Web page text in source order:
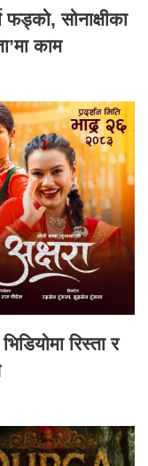
सोनाक्षीका
काम
रिस्ता र